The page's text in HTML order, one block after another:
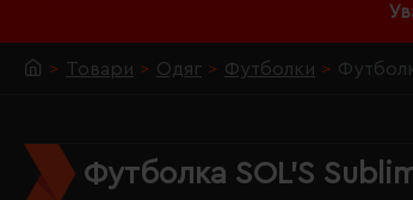
Товари Одяг Футболки
Футболка SOL'S